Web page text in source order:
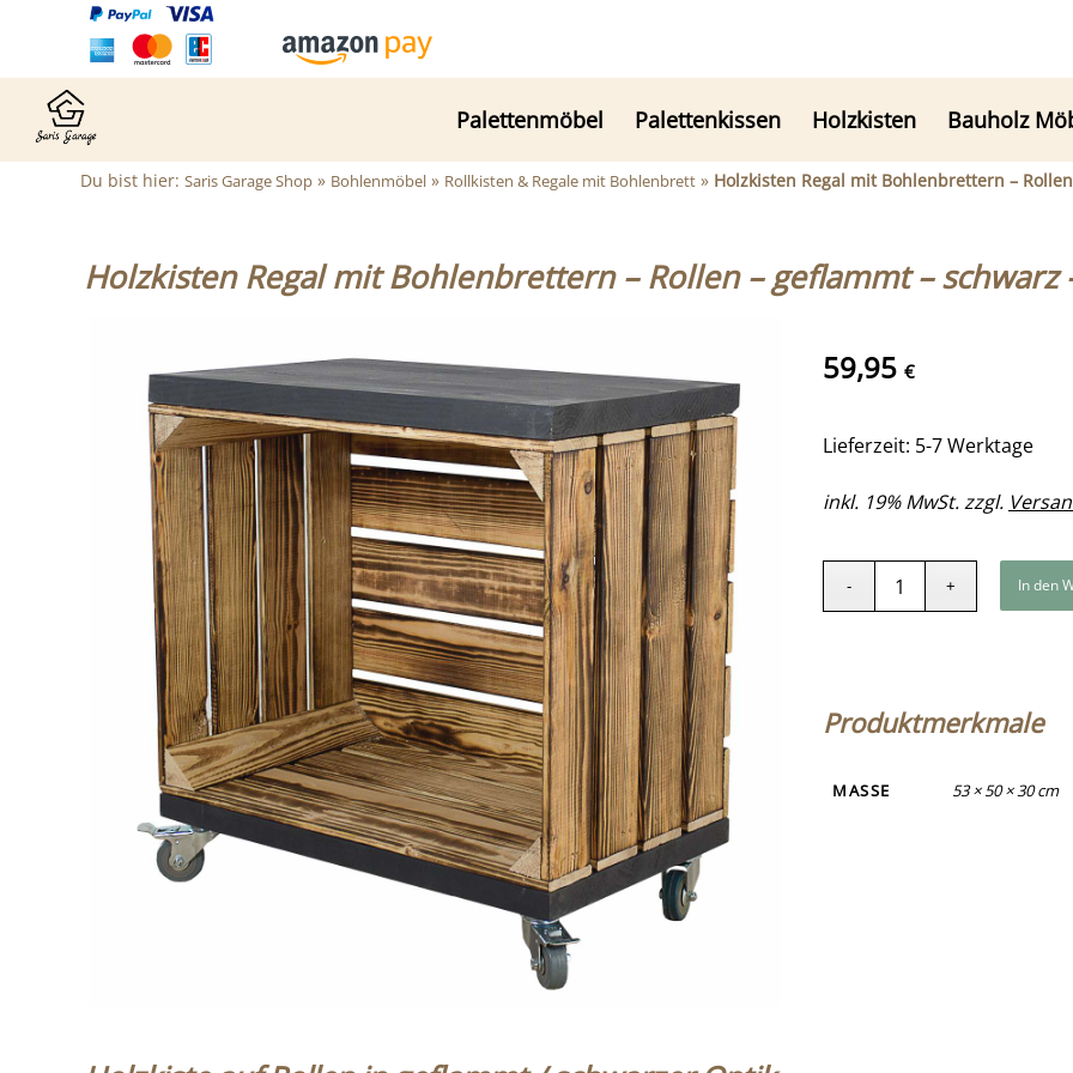
Palettenmöbel Palettenkissen Holzkisten Bauholz
Du bist hier: Saris Garage Shop » Bohlenmöbel » Rollkisten & Regale mit Bohlenbrett » Holzkisten Regal mit Bohlenbrettern –
Holzkisten Regal mit Bohlenbrettern – Rollen – geflammt – schwarz
59,95 €
Lieferzeit: 5-7 Werktage
inkl. 19% MwSt. zzgl.
In den
Produktmerkmale
MASSE 53 × 50 × 30 cm